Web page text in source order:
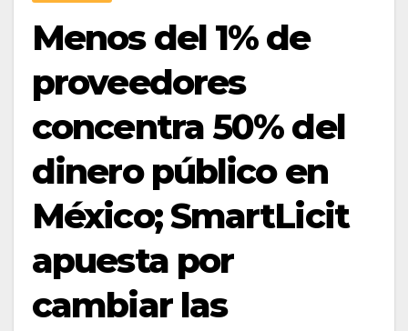
Menos del 1% de
proveedores
concentra 50% del
dinero público en
México; SmartLicit
apuesta por
cambiar las